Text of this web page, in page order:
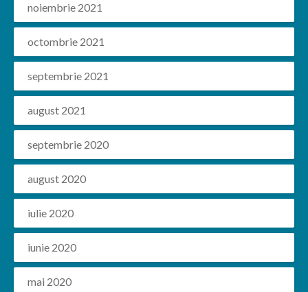
noiembrie 2021
octombrie 2021
septembrie 2021
august 2021
septembrie 2020
august 2020
iulie 2020
iunie 2020
mai 2020